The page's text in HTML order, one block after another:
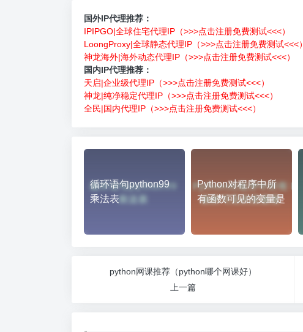
国外IP代理推荐：
IPIPGO|全球住宅代理IP（>>>点击注册免费测试<<<）
LoongProxy|全球静态代理IP（>>>点击注册免费测试<<<）
神龙海外|海外动态代理IP（>>>点击注册免费测试<<<）
国内IP代理推荐：
天启|企业级代理IP（>>>点击注册免费测试<<<）
神龙|纯净稳定代理IP（>>>点击注册免费测试<<<）
全民|国内代理IP（>>>点击注册免费测试<<<）
循环语句python99
乘法表
Python对程序中所
有函数可见的变量是
python网课推荐（python哪个网课好）
上一篇